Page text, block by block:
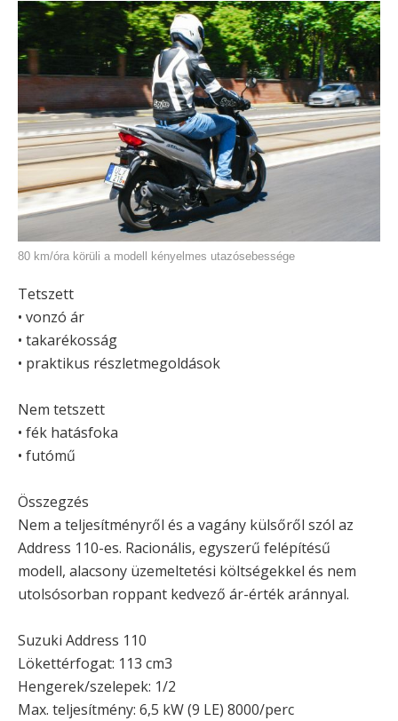
80 km/óra körüli a modell kényelmes utazósebessége
Tetszett
• vonzó ár
• takarékosság
• praktikus részletmegoldások
Nem tetszett
• fék hatásfoka
• futómű
Összegzés
Nem a teljesítményről és a vagány külsőről szól az
Address 110-es. Racionális, egyszerű felépítésű
modell, alacsony üzemeltetési költségekkel és nem
utolsósorban roppant kedvező ár-érték aránnyal.
Suzuki Address 110
Lökettérfogat: 113 cm3
Hengerek/szelepek: 1/2
Max. teljesítmény: 6,5 kW (9 LE) 8000/perc